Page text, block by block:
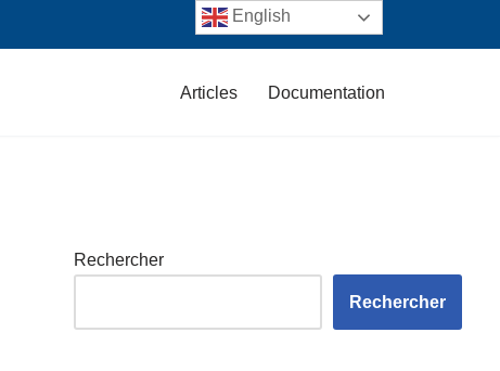
Articles Documentation
Rechercher
Rechercher
English